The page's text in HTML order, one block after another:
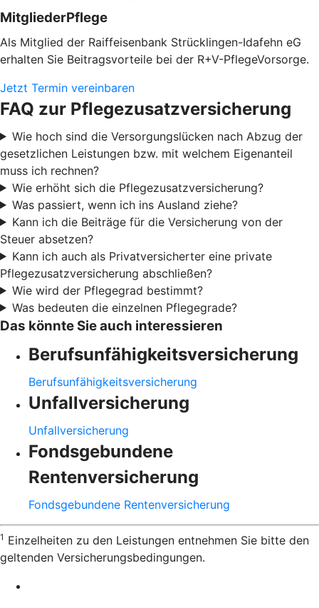
MitgliederPflege
Als Mitglied der Raiffeisenbank Strücklingen-Idafehn eG
erhalten Sie Beitragsvorteile bei der R+V-PflegeVorsorge.
Jetzt Termin vereinbaren
FAQ zur Pflegezusatzversicherung
Wie hoch sind die Versorgungslücken nach Abzug der
gesetzlichen Leistungen bzw. mit welchem Eigenanteil
muss ich rechnen?
Wie erhöht sich die Pflegezusatzversicherung?
Was passiert, wenn ich ins Ausland ziehe?
Kann ich die Beiträge für die Versicherung von der
Steuer absetzen?
Kann ich auch als Privatversicherter eine private
Pflegezusatzversicherung abschließen?
Wie wird der Pflegegrad bestimmt?
Was bedeuten die einzelnen Pflegegrade?
Das könnte Sie auch interessieren
Berufsunfähigkeitsversicherung
Berufsunfähigkeitsversicherung
Unfallversicherung
Unfallversicherung
Fondsgebundene
Rentenversicherung
Fondsgebundene Rentenversicherung
1 Einzelheiten zu den Leistungen entnehmen Sie bitte den
geltenden Versicherungsbedingungen.